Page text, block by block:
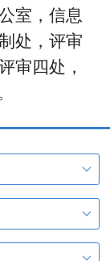
室，信息
处，评审
审四处，